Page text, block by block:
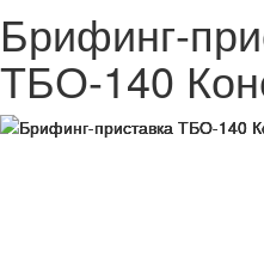
Брифинг-
ТБО-140